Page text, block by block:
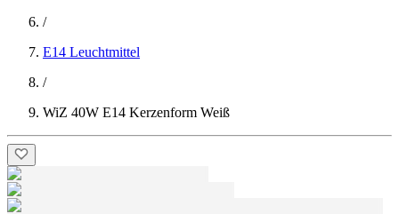
/
E14 Leuchtmittel
/
WiZ 40W E14 Kerzenform Weiß